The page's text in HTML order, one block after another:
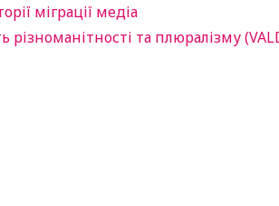
міграції медіа
різноманітності та плюралізму